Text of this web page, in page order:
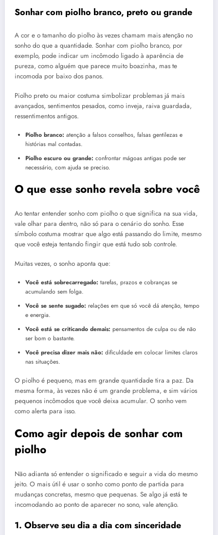
Sonhar com piolho branco, preto ou grande
A cor e o tamanho do piolho às vezes chamam mais atenção no
sonho do que a quantidade. Sonhar com piolho branco, por
exemplo, pode indicar um incômodo ligado à aparência de
pureza, como alguém que parece muito boazinha, mas te
incomoda por baixo dos panos.
Piolho preto ou maior costuma simbolizar problemas já mais
avançados, sentimentos pesados, como inveja, raiva guardada,
ressentimentos antigos.
Piolho branco: atenção a falsos conselhos, falsas gentilezas e
histórias mal contadas.
Piolho escuro ou grande: confrontar mágoas antigas pode ser
necessário, com ajuda se preciso.
O que esse sonho revela sobre você
Ao tentar entender sonho com piolho o que significa na sua vida,
vale olhar para dentro, não só para o cenário do sonho. Esse
símbolo costuma mostrar que algo está passando do limite, mesmo
que você esteja tentando fingir que está tudo sob controle.
Muitas vezes, o sonho aponta que:
Você está sobrecarregado: tarefas, prazos e cobranças se
acumulando sem folga.
Você se sente sugado: relações em que só você dá atenção, tempo
e energia.
Você está se criticando demais: pensamentos de culpa ou de não
ser bom o bastante.
Você precisa dizer mais não: dificuldade em colocar limites claros
nas situações.
O piolho é pequeno, mas em grande quantidade tira a paz. Da
mesma forma, às vezes não é um grande problema, e sim vários
pequenos incômodos que você deixa acumular. O sonho vem
como alerta para isso.
Como agir depois de sonhar com
piolho
Não adianta só entender o significado e seguir a vida do mesmo
jeito. O mais útil é usar o sonho como ponto de partida para
mudanças concretas, mesmo que pequenas. Se algo já está te
incomodando ao ponto de aparecer no sono, vale atenção.
1. Observe seu dia a dia com sinceridade